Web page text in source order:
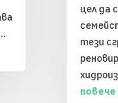
цел да
тези